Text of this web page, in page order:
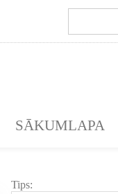
SĀKUMLAPA
Tips: